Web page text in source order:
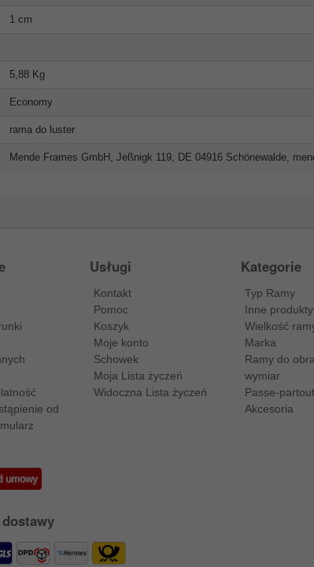
1 cm
5,88 Kg
Economy
rama do luster
Mende Frames GmbH, Jeßnigk 119, DE 04916 Schönewalde,
od
umowy
Usługi
Kontakt
Pomoc
Koszyk
Moje konto
Schowek
Moja Lista życzeń
Widoczna Lista życzeń
Kategorie
Typ Ramy
Inne produkty
Wielkość
Marka
Ramy do
wymiar
Passe-partout
Akcesoria